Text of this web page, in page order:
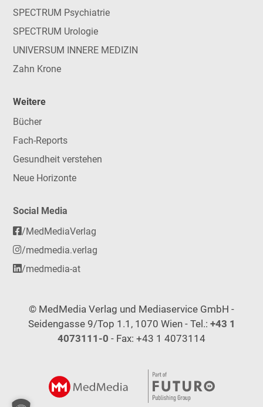
SPECTRUM Psychiatrie
SPECTRUM Urologie
UNIVERSUM INNERE MEDIZIN
Zahn Krone
Weitere
Bücher
Fach-Reports
Gesundheit verstehen
Neue Horizonte
Social Media
/MedMediaVerlag
/medmedia.verlag
/medmedia-at
© MedMedia Verlag und Mediaservice GmbH -
Seidengasse 9/Top 1.1, 1070 Wien - Tel.: +43 1
4073111-0 - Fax: +43 1 4073114